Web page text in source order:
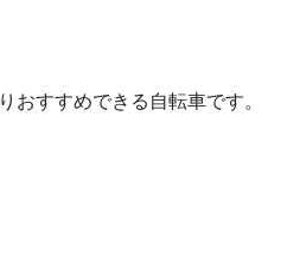
おすすめできる自転車です。